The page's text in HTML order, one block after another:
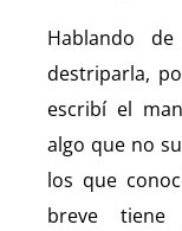
Hablando
destriparla,
escribí el
algo que no
los que
breve